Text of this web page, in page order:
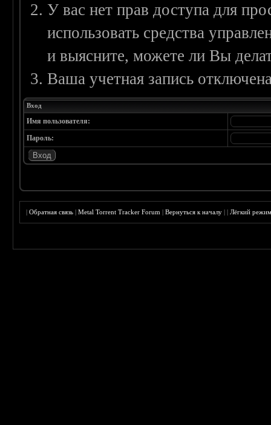
У вас нет прав доступа для
использовать средства
и выясните, можете ли Вы
Ваша учетная запись
Вход
Имя пользователя:
Пароль:
|Обратная связь |Metal Torrent Tracker Forum |Вернуться к началу ||Лёгкий